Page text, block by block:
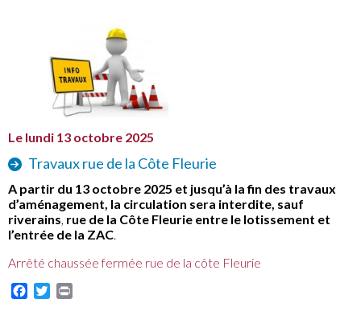
Le lundi 13 octobre 2025
Travaux rue de la Côte Fleurie
A partir du 13 octobre 2025 et jusqu’à la fin des travaux
d’aménagement, la circulation sera interdite, sauf
riverains, rue de la Côte Fleurie entre le lotissement et
l’entrée de la ZAC.
Arrêté chaussée fermée rue de la côte Fleurie
Facebook
Twitter